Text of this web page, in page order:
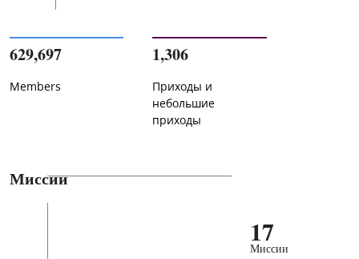
629,697
Members
1,306
Приходы и
небольшие
приходы
Миссии
17
Миссии